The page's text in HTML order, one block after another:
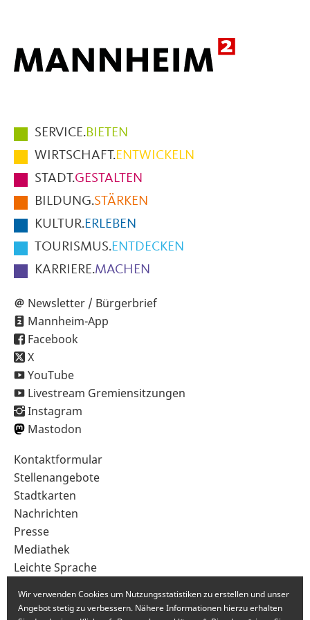
Hauptmenüpunkte
im
Fußbereich
der
Seite
SERVICE.BIETEN
WIRTSCHAFT.ENTWICKELN
STADT.GESTALTEN
BILDUNG.STÄRKEN
KULTUR.ERLEBEN
TOURISMUS.ENTDECKEN
KARRIERE.MACHEN
Newsletter / Bürgerbrief
Mannheim-App
Facebook
X
YouTube
Livestream Gremiensitzungen
Instagram
Mastodon
Sekundärnavigation
im
Fußbereich
Kontaktformular
Stellenangebote
Stadtkarten
Nachrichten
Presse
Mediathek
Leichte Sprache
Wir verwenden Cookies um Nutzungsstatistiken zu erstellen und unser
Angebot stetig zu verbessern. Nähere Informationen hierzu erhalten